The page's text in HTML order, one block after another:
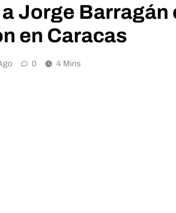
Jorge
en Caracas
0 4 Mins